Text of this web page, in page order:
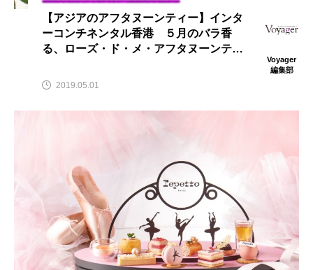
【アジアのアフタヌーンティー】インタ
ーコンチネンタル香港 ５月のバラ香
る、ローズ・ド・メ・アフタヌーンティ
Voyager
編集部
2019.05.01